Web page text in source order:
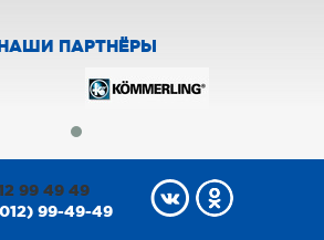
ПАРТНЁРЫ
99 49 49
99-49-49